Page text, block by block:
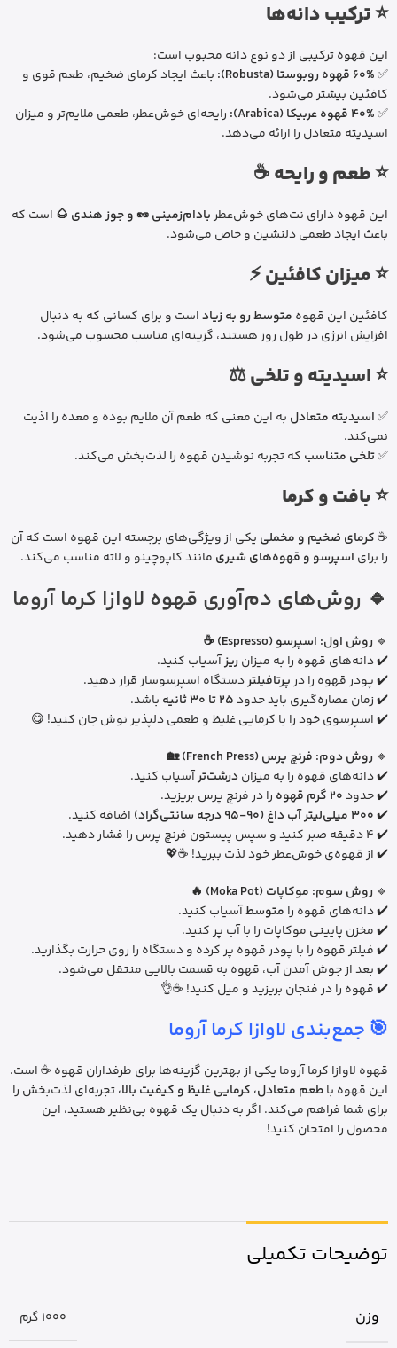
⭐ ترکیب دانه‌ها
این قهوه ترکیبی از دو نوع دانه محبوب است:
✅60% قهوه روبوستا (Robusta):
باعث ایجاد کرمای ضخیم، طعم قوی و
کافئین بیشتر می‌شود.
✅40% قهوه عربیکا (Arabica):
رایحه‌ای خوش‌عطر، طعمی ملایم‌تر و میزان
اسیدیته متعادل را ارائه می‌دهد.
⭐ طعم و رایحه ☕
این قهوه دارای نت‌های خوش‌عطربادام‌زمینی 🥜 و جوز هندی 🌰 است که
باعث ایجاد طعمی دلنشین و خاص می‌شود.
⭐ میزان کافئین ⚡
کافئین این قهوه متوسط رو به زیاداست و برای کسانی که به دنبال
افزایش انرژی در طول روز هستند، گزینه‌ای مناسب محسوب می‌شود.
⭐ اسیدیته و تلخی ⚖️
✅اسیدیته متعادل به این معنی که طعم آن ملایم بوده و معده را اذیت
نمی‌کند.
✅تلخی متناسب که تجربه نوشیدن قهوه را لذت‌بخش می‌کند.
⭐ بافت و کرما
☕کرمای ضخیم و مخملی یکی از ویژگی‌های برجسته این قهوه است که آن
را برای اسپرسو و قهوه‌های شیری مانند کاپوچینو و لاته مناسب می‌کند.
🔹 روش‌های دم‌آوری قهوه لاوازا کرما آروما
🔹 روش اول: اسپرسو (Espresso) ☕
✔️ دانه‌های قهوه را به میزانریزآسیاب کنید.
✔️ پودر قهوه را درپرتافیلتردستگاه اسپرسوساز قرار دهید.
✔️ زمان عصاره‌گیری باید حدود25 تا 30 ثانیه
باشد.
✔️ اسپرسوی خود را با کرمایی غلیظ و طعمی دلپذیر نوش جان کنید! 😋
🔹 روش دوم: فرنچ پرس (French Press) 🏡
✔️ دانه‌های قهوه را به میزاندرشت‌ترآسیاب کنید.
✔️ حدود20 گرم قهوه
را در فرنچ پرس بریزید.
✔️300 میلی‌لیتر آب داغ (90-95 درجه سانتی‌گراد)
اضافه کنید.
✔️ 4 دقیقه صبر کنید و سپس پیستون فرنچ پرس را فشار دهید.
✔️ از قهوه‌ی خوش‌عطر خود لذت ببرید! ☕💖
🔹 روش سوم: موکاپات (Moka Pot) 🔥
✔️ دانه‌های قهوه را متوسطآسیاب کنید.
✔️ مخزن پایینی موکاپات را با آب پر کنید.
✔️ فیلتر قهوه را با پودر قهوه پر کرده و دستگاه را روی حرارت بگذارید.
✔️ بعد از جوش آمدن آب، قهوه به قسمت بالایی منتقل می‌شود.
✔️ قهوه را در فنجان بریزید و میل کنید! ☕👌
🎯 جمع‌بندی لاوازا کرما آروما
قهوه لاوازا کرما آروما یکی از بهترین گزینه‌ها برای طرفداران قهوه ☕ است.
این قهوه باطعم متعادل، کرمایی غلیظ و کیفیت بالا،تجربه‌ای لذت‌بخش را
برای شما فراهم می‌کند. اگر به دنبال یک قهوه بی‌نظیر هستید، این
محصول را امتحان کنید!
توضیحات تکمیلی
وزن 1000 گرم